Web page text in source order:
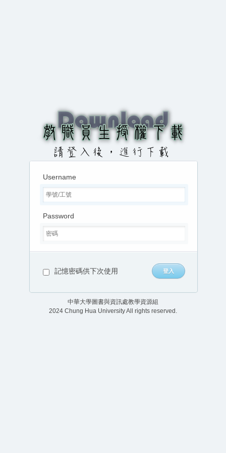
Username
Password
記憶密碼供下次使用
中華大學圖書與資訊處教學資源組
2024 Chung Hua University All rights reserved.